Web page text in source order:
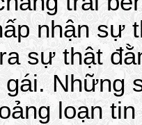
nhận sự
sự thật
gái. Những
loạn